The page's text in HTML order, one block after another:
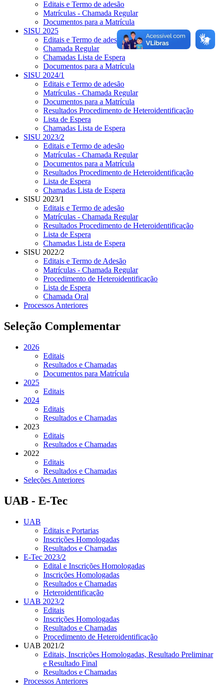
Editais e Termo de adesão
Matrículas - Chamada Regular
Documentos para a Matrícula
SISU 2025
Editais e Termo de adesão
Chamada Regular
Chamadas Lista de Espera
Documentos para a Matrícula
SISU 2024/1
Editais e Termo de adesão
Matrículas - Chamada Regular
Documentos para a Matrícula
Resultados Procedimento de Heteroidentificação
Lista de Espera
Chamadas Lista de Espera
SISU 2023/2
Editais e Termo de adesão
Matrículas - Chamada Regular
Documentos para a Matrícula
Resultados Procedimento de Heteroidentificação
Lista de Espera
Chamadas Lista de Espera
SISU 2023/1
Editais e Termo de adesão
Matrículas - Chamada Regular
Resultados Procedimento de Heteroidentificação
Lista de Espera
Chamadas Lista de Espera
SISU 2022/2
Editais e Termo de Adesão
Matrículas - Chamada Regular
Procedimento de Heteroidentificação
Lista de Espera
Chamada Oral
Processos Anteriores
Seleção Complementar
2026
Editais
Resultados e Chamadas
Documentos para Matrícula
2025
Editais
2024
Editais
Resultados e Chamadas
2023
Editais
Resultados e Chamadas
2022
Editais
Resultados e Chamadas
Seleções Anteriores
UAB - E-Tec
UAB
Editais e Portarias
Inscrições Homologadas
Resultados e Chamadas
E-Tec 2023/2
Edital e Inscrições Homologadas
Inscrições Homologadas
Resultados e Chamadas
Heteroidentificação
UAB 2023/2
Editais
Inscrições Homologadas
Resultados e Chamadas
Procedimento de Heteroidentificação
UAB 2021/2
Editais, Inscrições Homologadas, Resultado Preliminar
e Resultado Final
Resultados e Chamadas
Processos Anteriores